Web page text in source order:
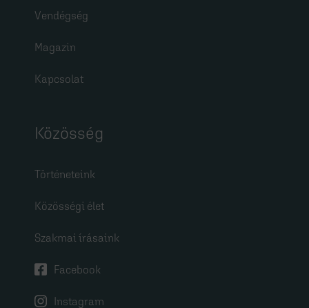
Vendégség
Magazin
Kapcsolat
Közösség
Történeteink
Közösségi élet
Szakmai írásaink
Facebook
Instagram